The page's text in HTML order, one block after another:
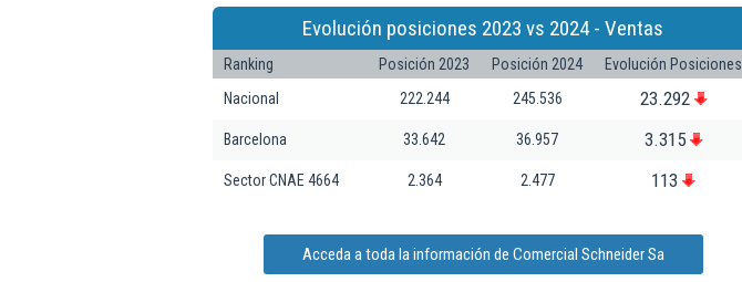
Evolución posiciones 2023 vs 2024 - Ventas
Ranking Posición 2023 Posición 2024
Evolución Posiciones
Nacional
222.244 245.536 23.292
Barcelona 33.642 36.957 3.315
Sector CNAE 4664 2.364 2.477 113
Acceda a toda la información de Comercial Schneider Sa